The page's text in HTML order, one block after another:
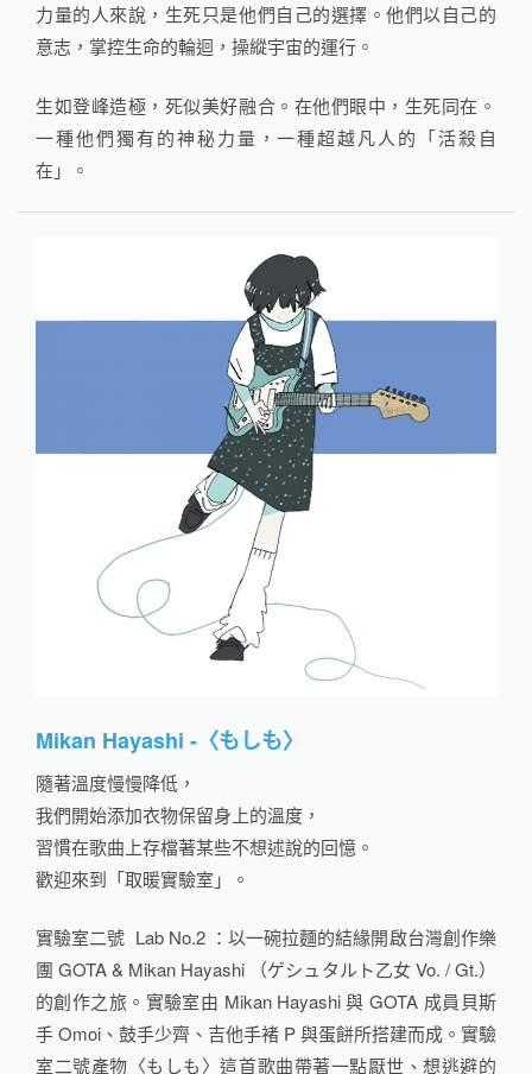
力量的人來說，生死只是他們自己的選擇。他們以自己的
意志，掌控生命的輪迴，操縱宇宙的運行。
生如登峰造極，死似美好融合。在他們眼中，生死同在。
一種他們獨有的神秘力量，一種超越凡人的「活殺自
在」。
Mikan Hayashi -〈もしも〉
隨著溫度慢慢降低，
我們開始添加衣物保留身上的溫度，
習慣在歌曲上存檔著某些不想述說的回憶。
歡迎來到「取暖實驗室」。
實驗室二號 Lab No.2 ：以一碗拉麵的結緣開啟台灣創作樂
團 GOTA & Mikan Hayashi （ゲシュタルト乙女 Vo. / Gt.）
的創作之旅。實驗室由 Mikan Hayashi 與 GOTA 成員貝斯
手 Omoi、鼓手少齊、吉他手褚 P 與蛋餅所搭建而成。實驗
室二號產物〈もしも〉這首歌曲帶著一點厭世、想逃避的